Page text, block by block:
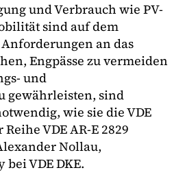
und Verbrauch wie PV-
sind auf dem
an das
Engpässe zu vermeiden
und
gewährleisten, sind
wie sie die VDE
VDE AR-E 2829
Nollau,
VDE DKE.